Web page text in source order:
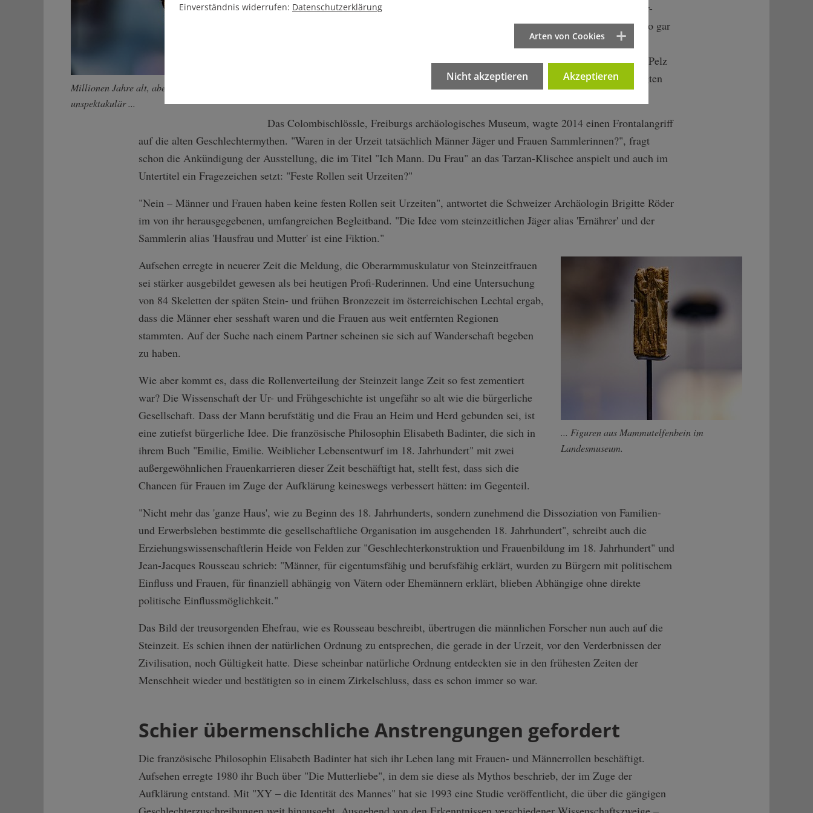
Millionen Jahre alt, aber irgendwie
unspektakulär ...
www.faz.net aktuell feuilleton debatten anti-emanzipato­rische-argument­e-steinzeit-fue­r-
immer-1212565­7 _blank external-link>Rekonstruktion eines Mädchens zu sehen, das so gar
nicht dem bisherigen, zotteligen Bild der Eiszeitmenschen entsprach: Schwarze glatte
Haare, das Gesicht teilweise schwarz bemalt, trug sie um die Schulter einen eleganten Pelz
und sah den Betrachter interessiert mit großen Augen an. An einem um den Hals gelegten
Das Colombischlössle, Freiburgs archäologisches Museum, wagte 2014 einen Frontalangriff
auf die alten Geschlechtermythen. "Waren in der Urzeit tatsächlich Männer Jäger und Frauen Sammlerinnen?", fragt
schon die Ankündigung der Ausstellung, die im Titel "Ich Mann. Du Frau" an das Tarzan-Klischee anspielt und auch im
Untertitel ein Fragezeichen setzt: "Feste Rollen seit Urzeiten?"
"Nein – Männer und Frauen haben keine festen Rollen seit Urzeiten", antwortet die Schweizer Archäologin Brigitte Röder
im von ihr herausgegebenen, umfangreichen Begleitband. "Die Idee vom steinzeitlichen Jäger alias 'Ernährer' und der
Sammlerin alias 'Hausfrau und Mutter' ist eine Fiktion."
... Figuren aus Mammutelfenbein im
Landesmuseum.
Aufsehen erregte in neuerer Zeit die Meldung, die Oberarmmuskulatur von Steinzeitfrauen
sei stärker ausgebildet gewesen als bei heutigen Profi-Ruderinnen. Und eine Untersuchung
von 84 Skeletten der späten Stein- und frühen Bronzezeit im österreichischen Lechtal ergab,
dass die Männer eher sesshaft waren und die Frauen aus weit entfernten Regionen
stammten. Auf der Suche nach einem Partner scheinen sie sich auf Wanderschaft begeben
zu haben.
Wie aber kommt es, dass die Rollenverteilung der Steinzeit lange Zeit so fest zementiert
war? Die Wissenschaft der Ur- und Frühgeschichte ist ungefähr so alt wie die bürgerliche
Gesellschaft. Dass der Mann berufstätig und die Frau an Heim und Herd gebunden sei, ist
eine zutiefst bürgerliche Idee. Die französische Philosophin Elisabeth Badinter, die sich in
ihrem Buch "Emilie, Emilie. Weiblicher Lebensentwurf im 18. Jahrhundert" mit zwei
außergewöhnlichen Frauenkarrieren dieser Zeit beschäftigt hat, stellt fest, dass sich die
Chancen für Frauen im Zuge der Aufklärung keineswegs verbessert hätten: im Gegenteil.
"Nicht mehr das 'ganze Haus', wie zu Beginn des 18. Jahrhunderts, sondern zunehmend die Dissoziation von Familien-
und Erwerbsleben bestimmte die gesellschaftliche Organisation im ausgehenden 18. Jahrhundert", schreibt auch die
Erziehungswissenschaftlerin Heide von Felden zur "Geschlechterkonstruktion und Frauenbildung im 18. Jahrhundert" und
Jean-Jacques Rousseau schrieb: "Männer, für eigentumsfähig und berufsfähig erklärt, wurden zu Bürgern mit politischem
Einfluss und Frauen, für finanziell abhängig von Vätern oder Ehemännern erklärt, blieben Abhängige ohne direkte
politische Einflussmöglichkeit."
Das Bild der treusorgenden Ehefrau, wie es Rousseau beschreibt, übertrugen die männlichen Forscher nun auch auf die
Steinzeit. Es schien ihnen der natürlichen Ordnung zu entsprechen, die gerade in der Urzeit, vor den Verderbnissen der
Zivilisation, noch Gültigkeit hatte. Diese scheinbar natürliche Ordnung entdeckten sie in den frühesten Zeiten der
Menschheit wieder und bestätigten so in einem Zirkelschluss, dass es schon immer so war.
Schier übermenschliche Anstrengungen gefordert
Die französische Philosophin Elisabeth Badinter hat sich ihr Leben lang mit Frauen- und Männerrollen beschäftigt.
Aufsehen erregte 1980 ihr Buch über "Die Mutterliebe", in dem sie diese als Mythos beschrieb, der im Zuge der
Aufklärung entstand. Mit "XY – die Identität des Mannes" hat sie 1993 eine Studie veröffentlicht, die über die gängigen
Einverständnis widerrufen: Datenschutzerklärung
Arten von Cookies
Nicht akzeptieren Akzeptieren